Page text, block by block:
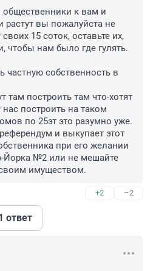
к вам и
растут вы пожалуйста не
15 соток, оставьте их,
чтобы нам было где гулять.
частную собственность в
там построить там что-хотят
построить на таком
по 25эт это разумно уже.
и выкупает этот
при его желании
Йорка №2 или не мешайте
имуществом.
+2 –2
ответ